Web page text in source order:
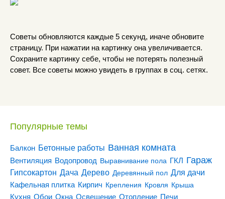
Советы обновляются каждые 5 секунд, иначе обновите
страницу. При нажатии на картинку она увеличивается.
Сохраните картинку себе, чтобы не потерять полезный
совет. Все советы можно увидеть в группах в соц. сетях.
Популярные темы
Балкон Бетонные работы Ванная комната
Вентиляция Водопровод Выравнивание пола ГКЛ Гараж
Гипсокартон Дача Дерево Деревянный пол Для дачи
Кафельная плитка Кирпич Крепления Кровля Крыша
Кухня Обои Окна Освещение Отопление Печи